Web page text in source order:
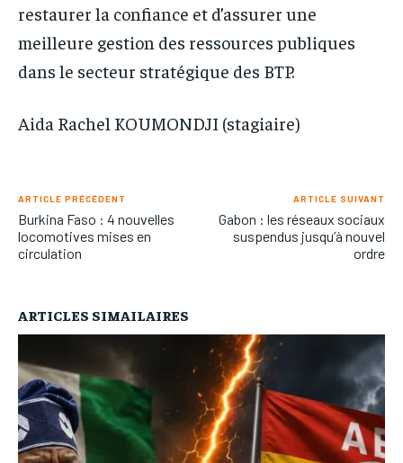
restaurer la confiance et d’assurer une
meilleure gestion des ressources publiques
dans le secteur stratégique des BTP.
Aida Rachel KOUMONDJI (stagiaire)
ARTICLE PRÉCÉDENT
Burkina Faso : 4 nouvelles
locomotives mises en
circulation
ARTICLE SUIVANT
Gabon : les réseaux sociaux
suspendus jusqu’à nouvel
ordre
ARTICLES SIMAILAIRES